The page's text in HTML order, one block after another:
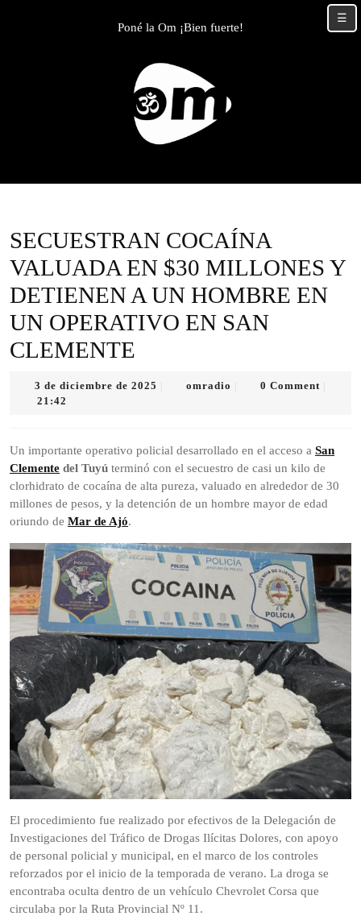
Poné la Om ¡Bien fuerte!
SECUESTRAN COCAÍNA
VALUADA EN $30 MILLONES Y
DETIENEN A UN HOMBRE EN
UN OPERATIVO EN SAN
CLEMENTE
3 de diciembre de 2025
2025
omradio omradio0 Comment
21:42
Un importante operativo policial desarrollado en el acceso a San
Clemente del Tuyú terminó con el secuestro de casi un kilo de
clorhidrato de cocaína de alta pureza, valuado en alrededor de 30
millones de pesos, y la detención de un hombre mayor de edad
oriundo de Mar de Ajó.
El procedimiento fue realizado por efectivos de la Delegación de
Investigaciones del Tráfico de Drogas Ilícitas Dolores, con apoyo
de personal policial y municipal, en el marco de los controles
reforzados por el inicio de la temporada de verano. La droga se
encontraba oculta dentro de un vehículo Chevrolet Corsa que
circulaba por la Ruta Provincial Nº 11.
☰